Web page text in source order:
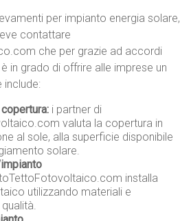
per impianto energia solare,
contattare
che per grazie ad accordi
in grado di offrire alle imprese un
include:
i partner di
valuta la copertura in
al sole, alla superficie disponibile
solare.
installa
utilizzando materiali e